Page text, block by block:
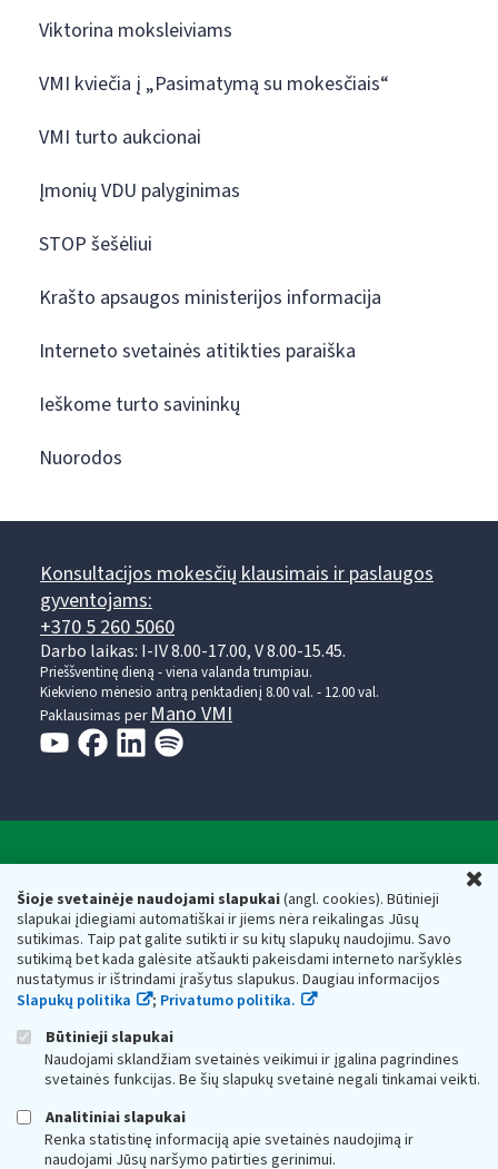
Šioje svetainėje naudojami slapukai(angl. cookies). Būtinieji
slapukai įdiegiami automatiškai ir jiems nėra reikalingas Jūsų
sutikimas. Taip pat galite sutikti ir su kitų slapukų naudojimu. Savo
sutikimą bet kada galėsite atšaukti pakeisdami interneto naršyklės
nustatymus ir ištrindami įrašytus slapukus. Daugiau informacijos
Slapukų politika
; Privatumo politika.
Būtinieji slapukai
Naudojami sklandžiam svetainės veikimui ir įgalina pagrindines
svetainės funkcijas. Be šių slapukų svetainė negali tinkamai veikti.
Analitiniai slapukai
Renka statistinę informaciją apie svetainės naudojimą ir
naudojami Jūsų naršymo patirties gerinimui.
Viktorina moksleiviams
VMI kviečia į „Pasimatymą su mokesčiais“
VMI turto aukcionai
Įmonių VDU palyginimas
STOP šešėliui
Krašto apsaugos ministerijos informacija
Interneto svetainės atitikties paraiška
Ieškome turto savininkų
Nuorodos
Konsultacijos mokesčių klausimais ir paslaugos
gyventojams:
+370 5 260 5060
Darbo laikas: I-IV 8.00-17.00, V 8.00-15.45.
Prieššventinę dieną - viena valanda trumpiau.
Kiekvieno mėnesio antrą penktadienį 8.00 val. - 12.00 val.
Paklausimas per Mano VMI
Respublikos finansų ministerijos
Biudžetinė įstaiga. Juridinio asmens kodas — 188659752,
adresas: Vasario 16-osios g. 14, 01107 Vilnius, Lietuva, el.paštas:
vmi@vmi.lt, E. pristatymo dėžutės adresas 188659752
Duomenys apie Valstybinę mokesčių inspekciją prie Lietuvos
Respublikos finansų ministerijos kaupiami ir saugomi Juridinių